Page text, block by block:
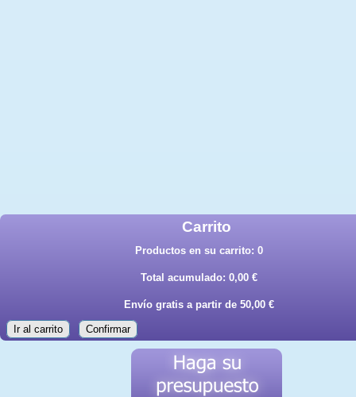
Carrito
Productos en su carrito: 0
Total acumulado: 0,00 €
Envío gratis a partir de 50,00 €
Ir al carrito Confirmar